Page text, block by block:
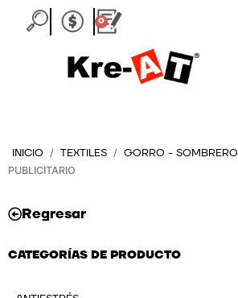
0
Carrito
INICIO / TEXTILES / GORRO - SOMBRERO
PUBLICITARIO
Regresar
CATEGORÍAS DE PRODUCTO